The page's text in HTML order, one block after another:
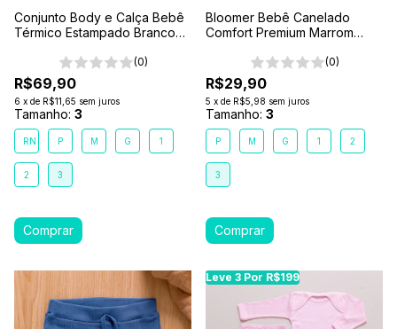
Conjunto Body e Calça Bebê
Térmico Estampado Branco
(0)
R$69,90
6 x de R$11,65 sem juros
Tamanho: 3
RN P M G 1
2 3
Bloomer Bebê Canelado
Comfort Premium Marrom
(0)
R$29,90
5 x de R$5,98 sem juros
Tamanho: 3
P M G 1 2
3
Leve 3 Por R$199